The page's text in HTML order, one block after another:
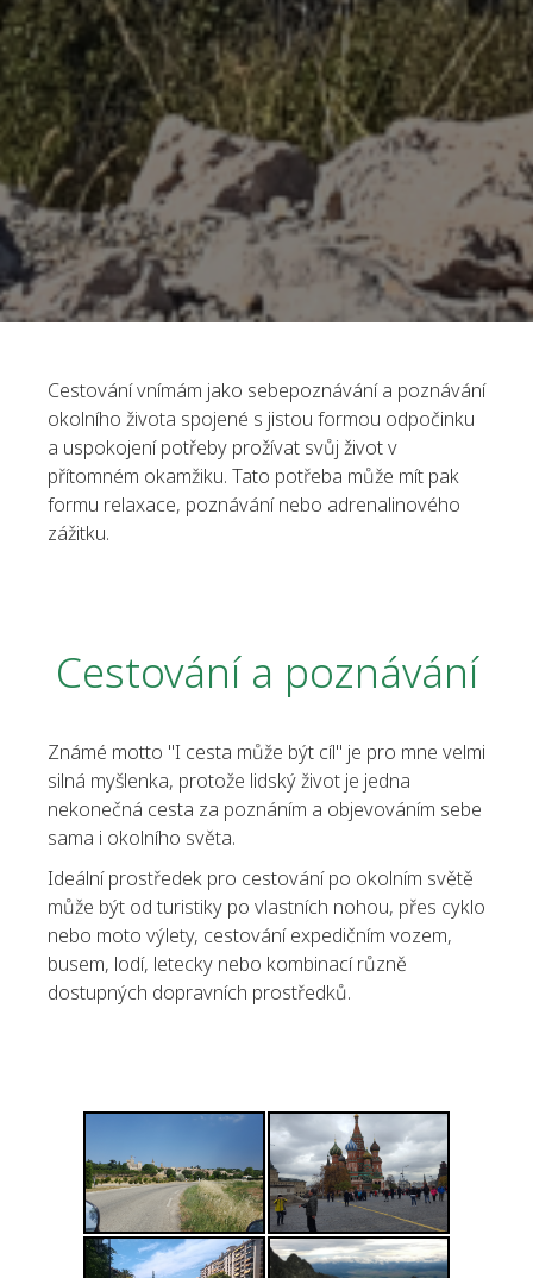
Cestování vnímám jako sebepoznávání a poznávání
okolního života spojené s jistou formou odpočinku
a uspokojení potřeby prožívat svůj život v
přítomném okamžiku. Tato potřeba může mít pak
formu relaxace, poznávání nebo adrenalinového
zážitku.
Cestování a poznávání
Známé motto "I cesta může být cíl" je pro mne velmi
silná myšlenka, protože lidský život je jedna
nekonečná cesta za poznáním a objevováním sebe
sama i okolního světa.
Ideální prostředek pro cestování po okolním světě
může být od turistiky po vlastních nohou, přes cyklo
nebo moto výlety, cestování expedičním vozem,
busem, lodí, letecky nebo kombinací různě
dostupných dopravních prostředků.